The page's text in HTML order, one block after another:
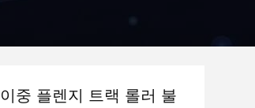
중 플렌지 트랙 롤러 불